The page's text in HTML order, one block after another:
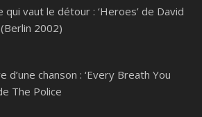
qui vaut le détour : ‘Heroes’ de David
2002)
d’une chanson : ‘Every Breath You
The Police